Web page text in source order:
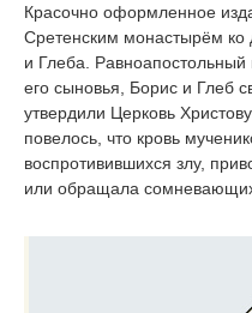
Красочно оформленное
Сретенским монастырём ко
и Глеба. Равноапостольный
его сыновья, Борис и Глеб
утвердили Церковь
повелось, что кровь
воспротивившихся злу,
или обращала